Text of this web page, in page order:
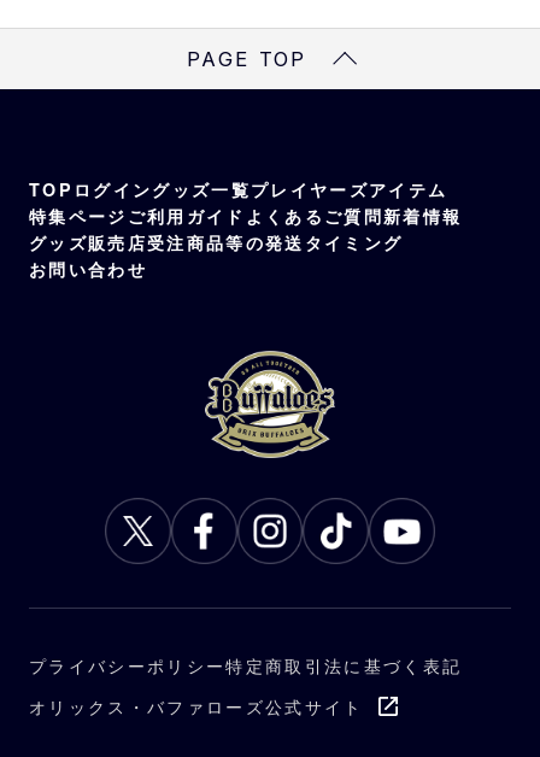
PAGE TOP
TOP ログイングッズ一覧プレイヤーズアイテム
特集ページ ご利用ガイド よくあるご質問新着情報
グッズ販売店受注商品等の発送タイミング
お問い合わせ
プライバシーポリシー特定商取引法に基づく表記
オリックス・バファローズ公式サイト